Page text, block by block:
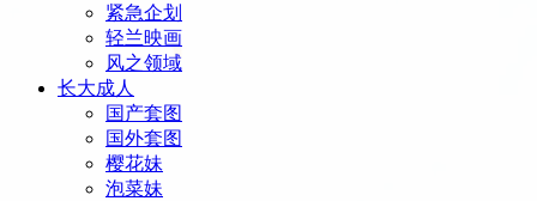
紧急企划
轻兰映画
风之领域
长大成人
国产套图
国外套图
樱花妹
泡菜妹